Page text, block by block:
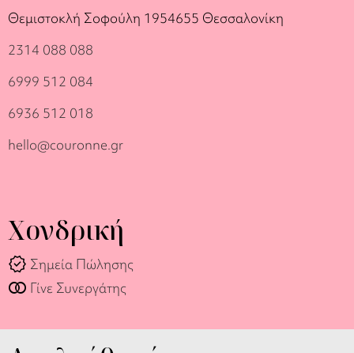
Θεμιστοκλή Σοφούλη 1954655 Θεσσαλονίκη
2314 088 088
6999 512 084
6936 512 018
hello@couronne.gr
Χονδρική
verified Σημεία Πώλησης
join_full Γίνε Συνεργάτης